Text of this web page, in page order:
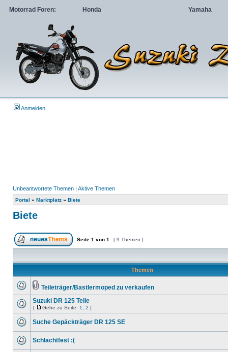
Motorrad Foren: Honda Yamaha
Anmelden
Unbeantwortete Themen | Aktive Themen
Portal » Marktplatz » Biete
Biete
Seite 1 von 1 [ 9 Themen ]
Themen
Teileträger/Bastlermoped zu verkaufen
Suzuki DR 125 Teile
[ Gehe zu Seite: 1 2 ]
Suche Gepäckträger DR 125 SE
Schlachtfest :(